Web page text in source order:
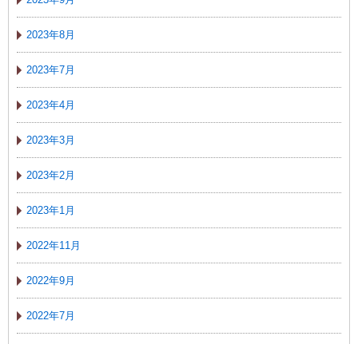
2023年8月
2023年7月
2023年4月
2023年3月
2023年2月
2023年1月
2022年11月
2022年9月
2022年7月